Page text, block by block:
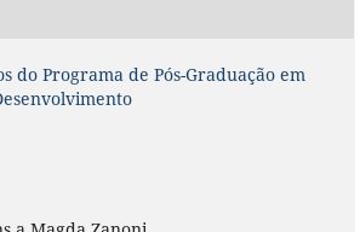
do Programa de Pós-Graduação em